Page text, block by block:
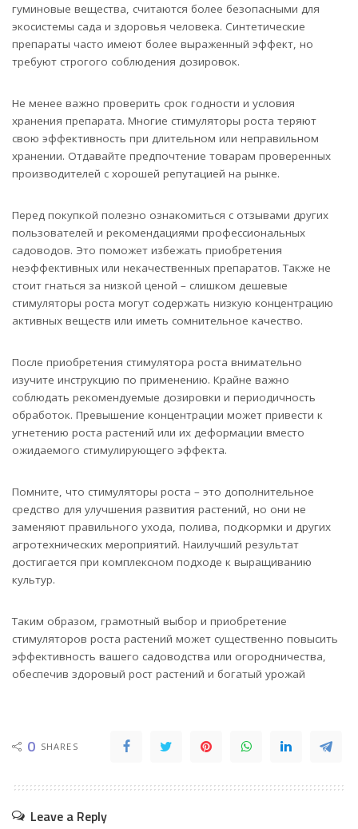
гуминовые вещества, считаются более безопасными для
экосистемы сада и здоровья человека. Синтетические
препараты часто имеют более выраженный эффект, но
требуют строгого соблюдения дозировок.
Не менее важно проверить срок годности и условия
хранения препарата. Многие стимуляторы роста теряют
свою эффективность при длительном или неправильном
хранении. Отдавайте предпочтение товарам проверенных
производителей с хорошей репутацией на рынке.
Перед покупкой полезно ознакомиться с отзывами других
пользователей и рекомендациями профессиональных
садоводов. Это поможет избежать приобретения
неэффективных или некачественных препаратов. Также не
стоит гнаться за низкой ценой – слишком дешевые
стимуляторы роста могут содержать низкую концентрацию
активных веществ или иметь сомнительное качество.
После приобретения стимулятора роста внимательно
изучите инструкцию по применению. Крайне важно
соблюдать рекомендуемые дозировки и периодичность
обработок. Превышение концентрации может привести к
угнетению роста растений или их деформации вместо
ожидаемого стимулирующего эффекта.
Помните, что стимуляторы роста – это дополнительное
средство для улучшения развития растений, но они не
заменяют правильного ухода, полива, подкормки и других
агротехнических мероприятий. Наилучший результат
достигается при комплексном подходе к выращиванию
культур.
Таким образом, грамотный выбор и приобретение
стимуляторов роста растений может существенно повысить
эффективность вашего садоводства или огородничества,
обеспечив здоровый рост растений и богатый урожай
0 SHARES
Leave a Reply